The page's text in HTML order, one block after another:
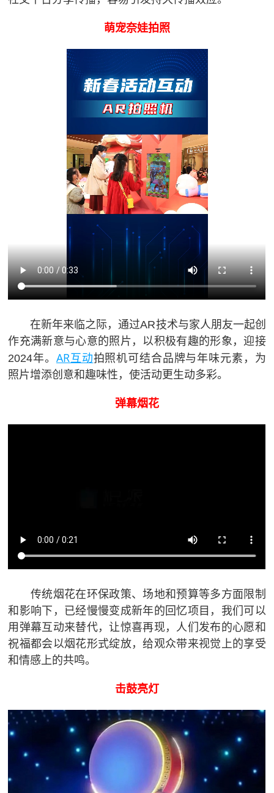
萌宠奈娃拍照
在新年来临之际，通过AR技术与家人朋友一起创
作充满新意与心意的照片，以积极有趣的形象，迎接
2024年。AR互动拍照机可结合品牌与年味元素，为
照片增添创意和趣味性，使活动更生动多彩。
弹幕烟花
传统烟花在环保政策、场地和预算等多方面限制
和影响下，已经慢慢变成新年的回忆项目，我们可以
用弹幕互动来替代，让惊喜再现，人们发布的心愿和
祝福都会以烟花形式绽放，给观众带来视觉上的享受
和情感上的共鸣。
击鼓亮灯